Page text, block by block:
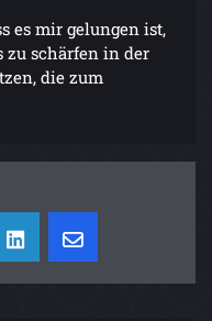
es mir gelungen ist,
zu schärfen in der
die zum